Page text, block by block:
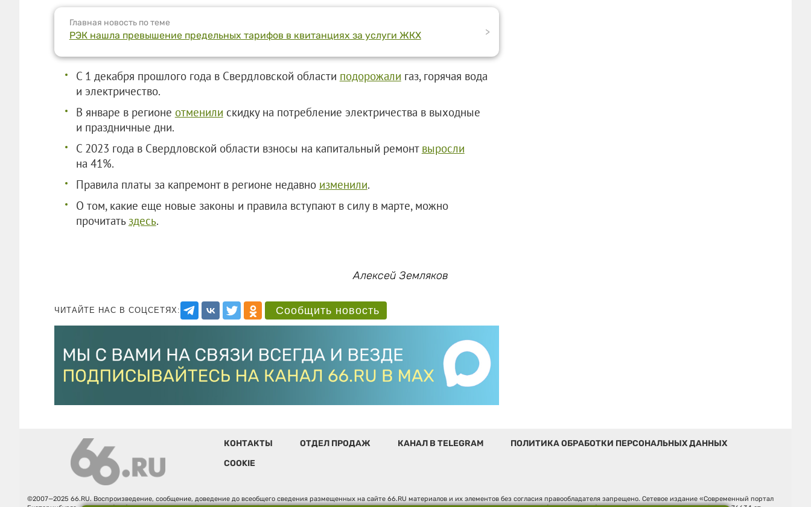
Главная новость по теме
РЭК нашла превышение предельных тарифов в квитанциях за услуги ЖКХ >
С 1 декабря прошлого года в Свердловской области подорожали газ, горячая вода
и электричество.
В январе в регионе отменили скидку на потребление электричества в выходные
и праздничные дни.
С 2023 года в Свердловской области взносы на капитальный ремонт выросли
на 41%.
Правила платы за капремонт в регионе недавно изменили.
О том, какие еще новые законы и правила вступают в силу в марте, можно
прочитать здесь.
Алексей Земляков
ЧИТАЙТЕ НАС В СОЦСЕТЯХ: Сообщить новость
КОНТАКТЫ ОТДЕЛ ПРОДАЖ КАНАЛ В TELEGRAM
ПОЛИТИКА ОБРАБОТКИ ПЕРСОНАЛЬНЫХ ДАННЫХ
COOKIE
©2007—2025 66.RU. Воспроизведение, сообщение, доведение до всеобщего сведения размещенных на сайте 66.RU материалов и их элементов без согласия правообладателя запрещено. Сетевое издание «Современный портал